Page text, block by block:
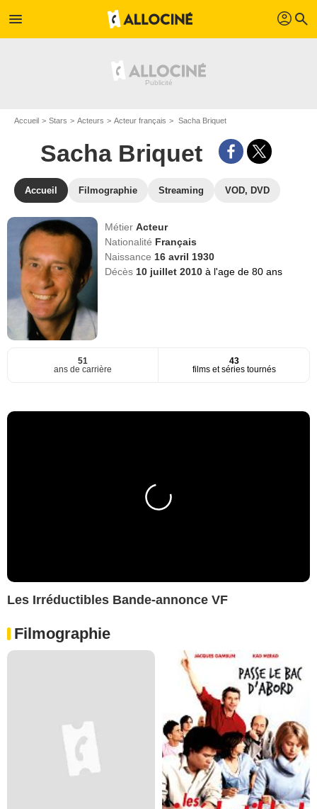
menu profil search
Accueil Stars Acteurs Acteur français Sacha Briquet
Sacha Briquet
Accueil Filmographie Streaming VOD, DVD
MétierActeur
Nationalité Français
Naissance 16 avril 1930
Décès 10 juillet 2010à l'age de 80 ans
51
ans de carrière
43
films et séries tournés
Les Irréductibles Bande-annonce VF
Filmographie